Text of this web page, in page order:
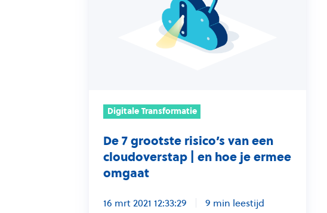
hoe
ermee
omgaat
Digitale Transformatie
De 7 grootste risico’s van een
cloudoverstap | en hoe je ermee
omgaat
16 mrt 2021 12:33:29 9 min leestijd